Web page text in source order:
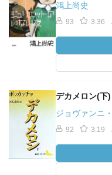
鴻上尚史
93 3.36
デカメロン(下
ジョヴァンニ
92 3.19